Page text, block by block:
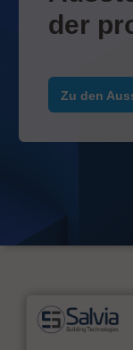
der
Zu den